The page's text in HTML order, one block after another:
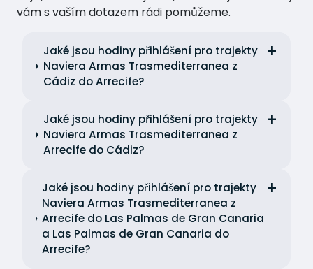
vám s vaším dotazem rádi pomůžeme.
Jaké jsou hodiny přihlášení pro trajekty
Naviera Armas Trasmediterranea z
Cádiz do Arrecife?
Jaké jsou hodiny přihlášení pro trajekty
Naviera Armas Trasmediterranea z
Arrecife do Cádiz?
Jaké jsou hodiny přihlášení pro trajekty
Naviera Armas Trasmediterranea z
Arrecife do Las Palmas de Gran Canaria
a Las Palmas de Gran Canaria do
Arrecife?